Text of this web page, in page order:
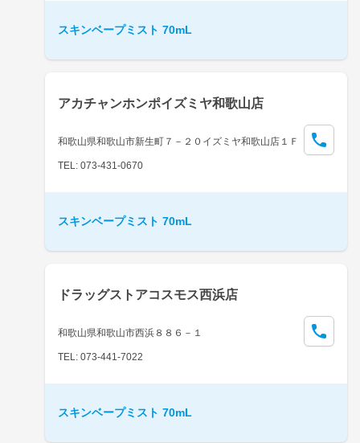
スキンベープミスト 70mL
アカチャンホンポイズミヤ和歌山店
和歌山県和歌山市新生町７－２０イズミヤ和歌山店１Ｆ
TEL: 073-431-0670
スキンベープミスト 70mL
ドラッグストアコスモス西浜店
和歌山県和歌山市西浜８８６－１
TEL: 073-441-7022
スキンベープミスト 70mL